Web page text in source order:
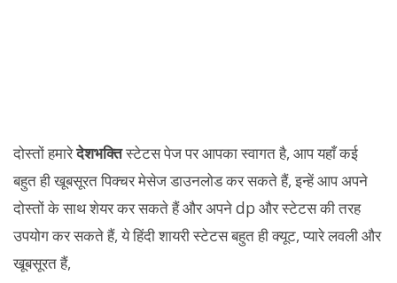
दोस्तों हमारेदेशभक्तिस्टेटस पेज पर आपका स्वागत है, आप यहाँ कई
बहुत ही खूबसूरत पिक्चर मेसेज डाउनलोड कर सकते हैं, इन्हें आप अपने
दोस्तों के साथ शेयर कर सकते हैं और अपने dp और स्टेटस की तरह
उपयोग कर सकते हैं, ये हिंदी शायरी स्टेटस बहुत ही क्यूट, प्यारे लवली और
खूबसूरत हैं,